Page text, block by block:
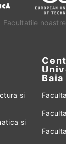
Facultatile noastre
Baia
si
si